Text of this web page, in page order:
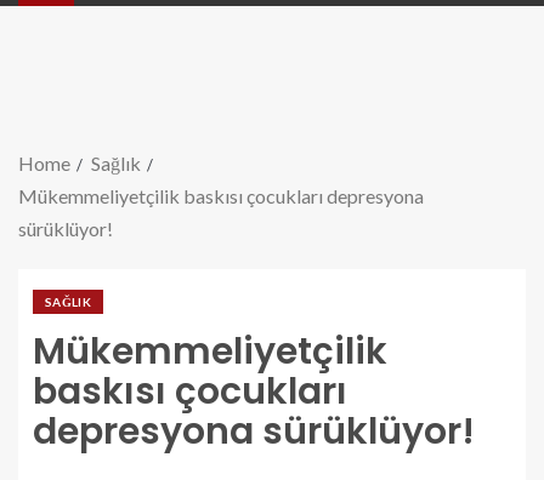
Home
Sağlık
Mükemmeliyetçilik baskısı çocukları depresyona
sürüklüyor!
SAĞLIK
Mükemmeliyetçilik
baskısı çocukları
depresyona sürüklüyor!